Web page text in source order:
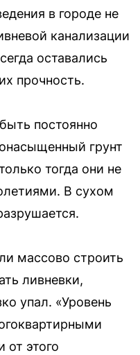
в городе не
канализации
оставались
прочность.
постоянно
грунт
тогда они не
В сухом
массово строить
ливневки,
упал. «Уровень
от этого